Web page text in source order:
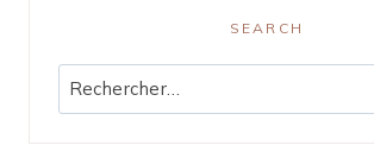
SEARCH
Rechercher :